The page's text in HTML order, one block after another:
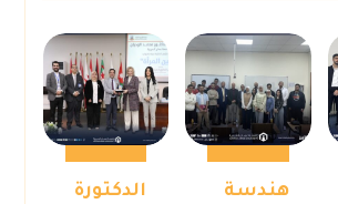
هندسة
الدكتورة